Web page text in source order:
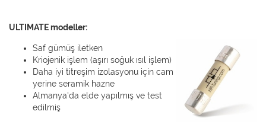
ULTIMATE modeller:
Saf gümüş iletken
Kriojenik işlem (aşırı soğuk ısıl işlem)
Daha iyi titreşim izolasyonu için cam
yerine seramik hazne
Almanya'da elde yapılmış ve test
edilmiş